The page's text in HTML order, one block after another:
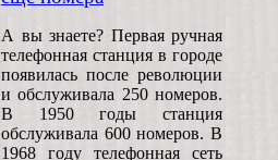
А вы знаете? Первая ручная
телефонная станция в городе
появилась после революции
и обслуживала 250 номеров.
В 1950 годы станция
обслуживала 600 номеров. В
1968 году телефонная сеть